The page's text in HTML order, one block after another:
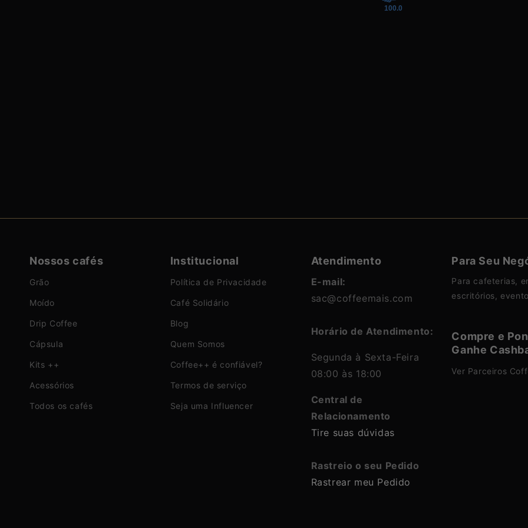
100.0
Nossos cafés
Grão
Moído
Drip Coffee
Cápsula
Kits ++
Acessórios
Todos os cafés
Institucional
Política de Privacidade
Café Solidário
Blog
Quem Somos
Coffee++ é confiável?
Termos de serviço
Seja uma Influencer
Atendimento
E-mail:
sac@coffeemais.com
Horário de Atendimento:
Segunda à Sexta-Feira
08:00 às 18:00
Central de
Relacionamento
Tire suas dúvidas
Rastreio o seu Pedido
Rastrear meu Pedido
Para Seu
Para cafeterias,
escritórios,
Compre e
Ganhe
Ver Parceiros